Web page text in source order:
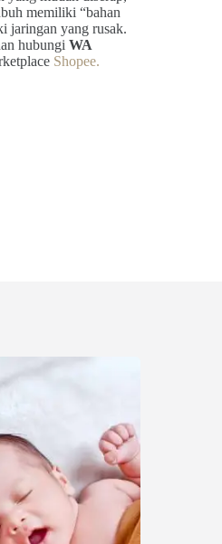
memiliki “bahan
jaringan yang rusak.
hubungi WA
Shopee.